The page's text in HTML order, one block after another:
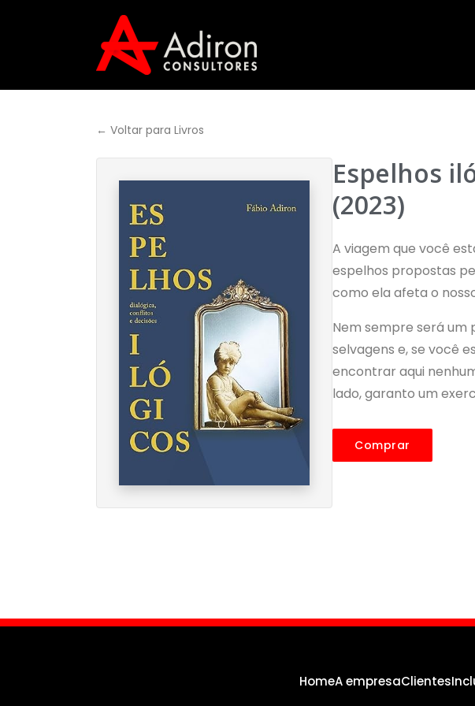
← Voltar para Livros
Espelhos
(2023)
A viagem que você
espelhos propostas
como ela afeta o
Nem sempre será um
selvagens e, se você
encontrar aqui
lado, garanto um
Comprar
HomeA empresaClientes